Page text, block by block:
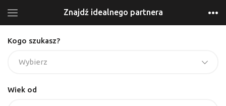
Znajdź idealnego partnera
Kogo szukasz?
Wybierz
Wiek od